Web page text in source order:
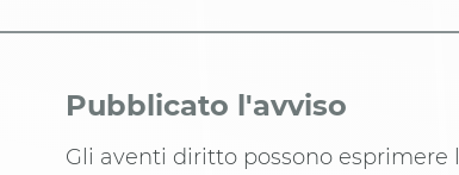
Pubblicato l'avviso
Gli aventi diritto possono esprimere